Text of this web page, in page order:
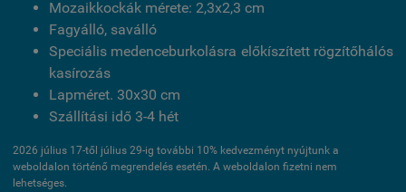
Mozaikkockák mérete: 2,3x2,3 cm
Fagyálló, saválló
Speciális medenceburkolásra előkíszített rögzítőhálós
kasírozás
Lapméret. 30x30 cm
Szállítási idő 3-4 hét
2026 július 17-től július 29-ig további 10% kedvezményt nyújtunk a
weboldalon történő megrendelés esetén. A weboldalon fizetni nem
lehetséges.